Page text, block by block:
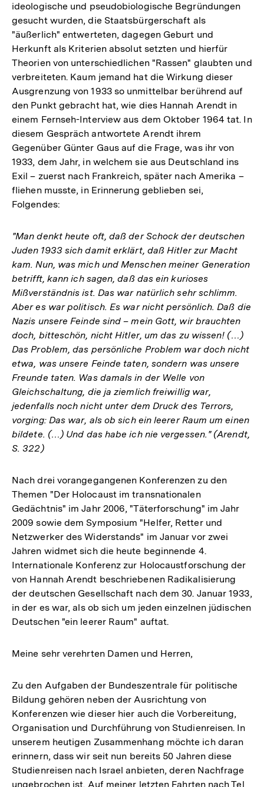
ideologische und pseudobiologische Begründungen
gesucht wurden, die Staatsbürgerschaft als
"äußerlich" entwerteten, dagegen Geburt und
Herkunft als Kriterien absolut setzten und hierfür
Theorien von unterschiedlichen "Rassen" glaubten und
verbreiteten. Kaum jemand hat die Wirkung dieser
Ausgrenzung von 1933 so unmittelbar berührend auf
den Punkt gebracht hat, wie dies Hannah Arendt in
einem Fernseh-Interview aus dem Oktober 1964 tat. In
diesem Gespräch antwortete Arendt ihrem
Gegenüber Günter Gaus auf die Frage, was ihr von
1933, dem Jahr, in welchem sie aus Deutschland ins
Exil – zuerst nach Frankreich, später nach Amerika –
fliehen musste, in Erinnerung geblieben sei,
Folgendes:
"Man denkt heute oft, daß der Schock der deutschen
Juden 1933 sich damit erklärt, daß Hitler zur Macht
kam. Nun, was mich und Menschen meiner Generation
betrifft, kann ich sagen, daß das ein kurioses
Mißverständnis ist. Das war natürlich sehr schlimm.
Aber es war politisch. Es war nicht persönlich. Daß die
Nazis unsere Feinde sind – mein Gott, wir brauchten
doch, bitteschön, nicht Hitler, um das zu wissen! (…)
Das Problem, das persönliche Problem war doch nicht
etwa, was unsere Feinde taten, sondern was unsere
Freunde taten. Was damals in der Welle von
Gleichschaltung, die ja ziemlich freiwillig war,
jedenfalls noch nicht unter dem Druck des Terrors,
vorging: Das war, als ob sich ein leerer Raum um einen
bildete. (…) Und das habe ich nie vergessen." (Arendt,
S. 322)
Nach drei vorangegangenen Konferenzen zu den
Themen "Der Holocaust im transnationalen
Gedächtnis" im Jahr 2006, "Täterforschung" im Jahr
2009 sowie dem Symposium "Helfer, Retter und
Netzwerker des Widerstands" im Januar vor zwei
Jahren widmet sich die heute beginnende 4.
Internationale Konferenz zur Holocaustforschung der
von Hannah Arendt beschriebenen Radikalisierung
der deutschen Gesellschaft nach dem 30. Januar 1933,
in der es war, als ob sich um jeden einzelnen jüdischen
Deutschen "ein leerer Raum" auftat.
Meine sehr verehrten Damen und Herren,
Zu den Aufgaben der Bundeszentrale für politische
Bildung gehören neben der Ausrichtung von
Konferenzen wie dieser hier auch die Vorbereitung,
Organisation und Durchführung von Studienreisen. In
unserem heutigen Zusammenhang möchte ich daran
erinnern, dass wir seit nun bereits 50 Jahren diese
Studienreisen nach Israel anbieten, deren Nachfrage
ungebrochen ist. Auf meiner letzten Fahrten nach Tel